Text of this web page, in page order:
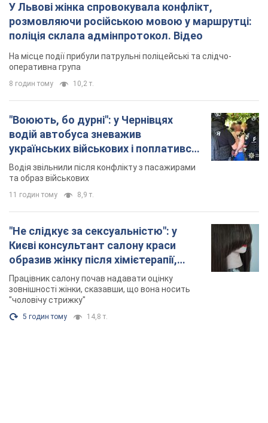
У Львові жінка спровокувала конфлікт,
розмовляючи російською мовою у маршрутці:
поліція склала адмінпротокол. Відео
На місце події прибули патрульні поліцейські та слідчо-
оперативна група
8 годин тому 10,2 т.
"Воюють, бо дурні": у Чернівцях
водій автобуса зневажив
українських військових і поплатився.
Відео
Водія звільнили після конфлікту з пасажирами
та образ військових
11 годин тому 8,9 т.
"Не слідкує за сексуальністю": у
Києві консультант салону краси
образив жінку після хімієтерапії,
розгорівся скандал. Фото
Працівник салону почав надавати оцінку
зовнішності жінки, сказавши, що вона носить
"чоловічу стрижку"
5 годин тому 14,8 т.